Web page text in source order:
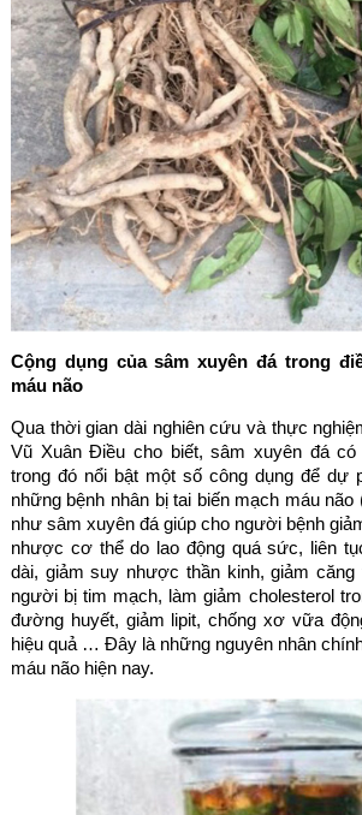
Cộng dụng của sâm xuyên đá trong
máu não
Qua thời gian dài nghiên cứu và thực
Vũ Xuân Điều cho biết, sâm xuyên đá có
trong đó nổi bật một số công dụng để dự
những bệnh nhân bị tai biến mạch máu não
như sâm xuyên đá giúp cho người bệnh
nhược cơ thể do lao động quá sức, liên
dài, giảm suy nhược thần kinh, giảm
người bị tim mạch, làm giảm cholesterol
đường huyết, giảm lipit, chống xơ vữa
hiệu quả … Đây là những nguyên nhân
máu não hiện nay.